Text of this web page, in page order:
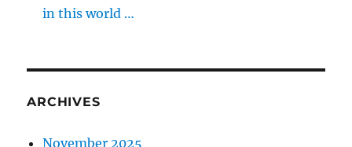
in this world …
ARCHIVES
November 2025